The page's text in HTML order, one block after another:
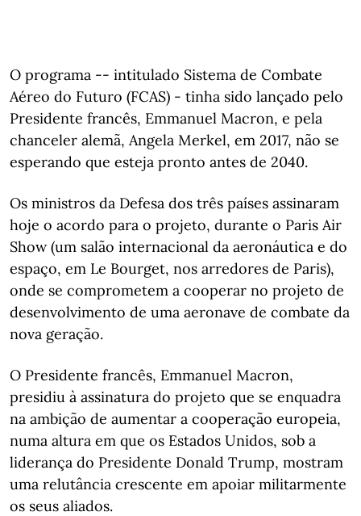
O programa -- intitulado Sistema de Combate
Aéreo do Futuro (FCAS) - tinha sido lançado pelo
Presidente francês, Emmanuel Macron, e pela
chanceler alemã, Angela Merkel, em 2017, não se
esperando que esteja pronto antes de 2040.
Os ministros da Defesa dos três países assinaram
hoje o acordo para o projeto, durante o Paris Air
Show (um salão internacional da aeronáutica e do
espaço, em Le Bourget, nos arredores de Paris),
onde se comprometem a cooperar no projeto de
desenvolvimento de uma aeronave de combate da
nova geração.
O Presidente francês, Emmanuel Macron,
presidiu à assinatura do projeto que se enquadra
na ambição de aumentar a cooperação europeia,
numa altura em que os Estados Unidos, sob a
liderança do Presidente Donald Trump, mostram
uma relutância crescente em apoiar militarmente
os seus aliados.